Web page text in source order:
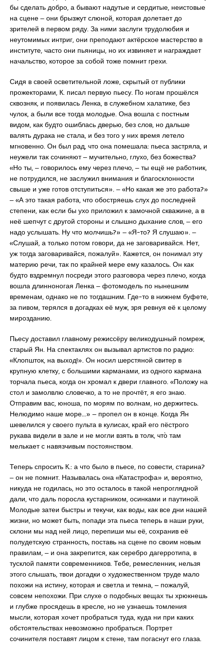
бы сделать добро, а бывают надутые и сердитые, неистовые
на сцене ‒ они брызжут слюной, которая долетает до
зрителей в первом ряду. За ними заслуги трудолюбия и
неутомимых интриг, они преподают актёрское мастерство в
институте, часто они пьяницы, но их извиняет и награждает
начальство, которое за собой тоже помнит грехи.
Сидя в своей осветительной ложе, скрытый от публики
прожекторами, К. писал первую пьесу. По ногам прошёлся
сквозняк, и появилась Ленка, в служебном халатике, без
чулок, а были все тогда молодые. Она вошла с постным
видом, как будто ошиблась дверью, без слов, но дальше
валять дурака не стала, и без того у них время летело
мгновенно. Он был рад, что она помешала: пьеса застряла, и
неужели так сочиняют ‒ мучительно, глухо, без божества?
«Но ты, ‒ говорилось ему через плечо, ‒ ты ещё не работник,
не потрудился, не заслужил внимания и благосклонности
свыше и уже готов отступиться». ‒ «Но какая же это работа?»
‒ «А это такая работа, что обостряешь слух до последней
степени, как если бы ухо приложил к замочной скважине, а в
неё шепчут с другой стороны и слышно дыхание слов, ‒ его
надо услышать. Ну что молчишь?» ‒ «Я-то? Я слушаю». ‒
«Слушай, а только потом говори, да не заговаривайся. Нет,
уж тогда заговаривайся, пожалуй». Кажется, он понимал эту
материю речи, так по крайней мере ему казалось. Он как
будто вздремнул посреди этого разговора через плечо, когда
вошла длинноногая Ленка ‒ фотомодель по нынешним
временам, однако не по тогдашним. Где-то в нижнем буфете,
за пивом, терялся в догадках её муж, зря ревнуя её к целому
мирозданию.
Пьесу доставил главному режиссёру великодушный помреж,
старый Ян. На спектаклях он вызывал артистов по радио:
«Клопшток, на выход!». Он носил шерстяной свитер в
крупную клетку, с большими карманами, из одного кармана
торчала пьеса, когда он хромал к двери главного. «Положу на
стол и замолвлю словечко, а то не прочтёт, я его знаю.
Отправим вас, юноша, по морям по волнам, но держитесь.
Нелюдимо наше море…» ‒ пропел он в конце. Когда Ян
шевелился у своего пульта в кулисах, край его пёстрого
рукава видели в зале и не могли взять в толк, что̀ там
мелькает с навязчивым постоянством.
Теперь спросить К.: а что было в пьесе, по совести, старина?
‒ он не помнит. Называлась она «Катастрофа» и, вероятно,
никуда не годилась, но это осталось в такой непроглядной
дали, что даль поросла кустарником, осинками и паутиной.
Молодые затеи быстры и текучи, как воды, как все дни нашей
жизни, но может быть, попади эта пьеса теперь в наши руки,
склони мы над ней лицо, перепиши мы её, сохранив её
полудетскую странность, поставь на сцене по своим новым
правилам, ‒ и она закрепится, как серебро дагерротипа, в
тусклой памяти современников. Тебе, ремесленник, нельзя
этого слышать, твои догадки о художественном труде мало
похожи на истину, которая и светла и темна, ‒ пожалуй,
совсем непохожи. При слухе о подобных вещах ты хрюкнешь
и глубже просядешь в кресле, но не узнаешь томления
мысли, которая хочет пробраться туда, куда ни при каких
обстоятельствах невозможно пробраться. Портрет
сочинителя поставят лицом к стене, там погаснут его глаза.